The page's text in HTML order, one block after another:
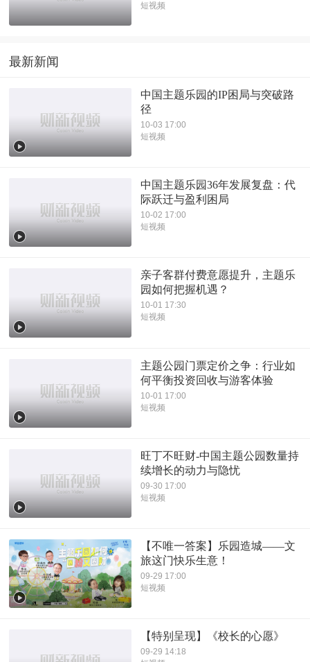
短视频
最新新闻
中国主题乐园的IP困局与突破路
径
10-03 17:00
短视频
中国主题乐园36年发展复盘：代
际跃迁与盈利困局
10-02 17:00
短视频
亲子客群付费意愿提升，主题乐
园如何把握机遇？
10-01 17:30
短视频
主题公园门票定价之争：行业如
何平衡投资回收与游客体验
10-01 17:00
短视频
旺丁不旺财-中国主题公园数量持
续增长的动力与隐忧
09-30 17:00
短视频
【不唯一答案】乐园造城——文
旅这门快乐生意！
09-29 17:00
短视频
【特别呈现】《校长的心愿》
09-29 14:18